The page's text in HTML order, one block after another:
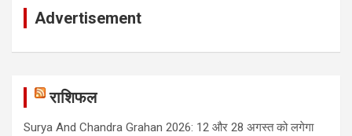
Advertisement
राशिफल
Surya And Chandra Grahan 2026: 12 और 28 अगस्त को लगेगा